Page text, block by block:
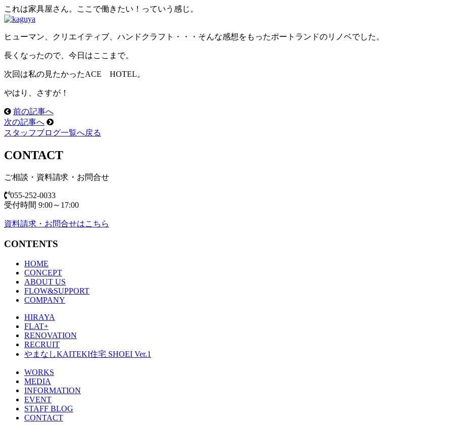
これは家具屋さん。ここで働きたい！っていう感じ。
ヒューマン、クリエイティブ、ハンドクラフト・・・そんな感想をもったポートランドのリノベでした。
長くなったので、今日はここまで。
次回は私の見たかったACE HOTEL。
やはり、さすが！
前の記事へ
次の記事へ
スタッフブログ一覧へ戻る
CONTACT
ご相談・資料請求・お問合せ
055-252-0033
受付時間 9:00～17:00
資料請求・お問合せはこちら
CONTENTS
HOME
CONCEPT
ABOUT US
FLOW&SUPPORT
COMPANY
HIRAYA
FLAT+
RENOVATION
RECRUIT
やまなしKAITEKI住宅 SHOEI Ver.1
WORKS
MEDIA
INFORMATION
EVENT
STAFF BLOG
CONTACT